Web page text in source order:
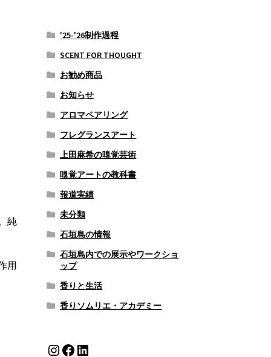
純
用
'25-'26制作過程
SCENT FOR THOUGHT
お勧め商品
お知らせ
アロマペアリング
フレグランスアート
上田麻希の嗅覚芸術
嗅覚アートの教科書
報道実績
未分類
石垣島の情報
石垣島内での展示やワークショ
ップ
香りと生活
香りソムリエ・アカデミー
Instagram
Facebook
LinkedIn